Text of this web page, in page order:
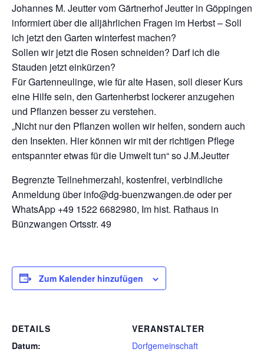
Johannes M. Jeutter vom Gärtnerhof Jeutter in Göppingen
informiert über die alljährlichen Fragen im Herbst – Soll
ich jetzt den Garten winterfest machen?
Sollen wir jetzt die Rosen schneiden? Darf ich die
Stauden jetzt einkürzen?
Für Gartenneulinge, wie für alte Hasen, soll dieser Kurs
eine Hilfe sein, den Gartenherbst lockerer anzugehen
und Pflanzen besser zu verstehen.
„Nicht nur den Pflanzen wollen wir helfen, sondern auch
den Insekten. Hier können wir mit der richtigen Pflege
entspannter etwas für die Umwelt tun“ so J.M.Jeutter
Begrenzte Teilnehmerzahl, kostenfrei, verbindliche
Anmeldung über info@dg-buenzwangen.de oder per
WhatsApp +49 1522 6682980, Im hist. Rathaus in
Bünzwangen Ortsstr. 49
Zum Kalender hinzufügen
DETAILS
Datum:
VERANSTALTER
Dorfgemeinschaft